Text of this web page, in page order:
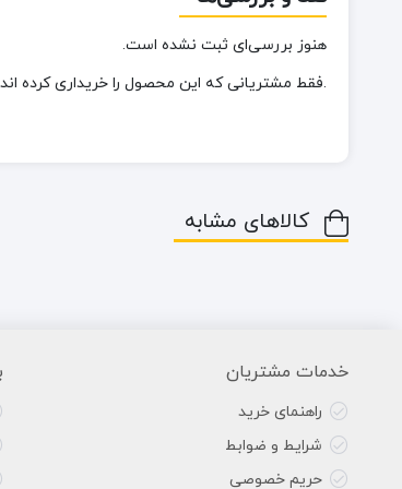
هنوز بررسی‌ای ثبت نشده است.
.فقط مشتریانی که این محصول را خریداری کرده
کالاهای مشابه
خدمات مشتریان
راهنمای خرید
شرایط و ضوابط
حریم خصوصی